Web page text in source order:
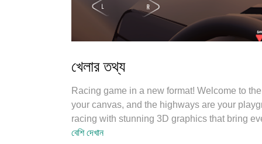
খেলার তথ্য
Racing game in a new format! Welcome to
your canvas, and the highways are your
racing with stunning 3D graphics that bring
unparalleled visual experience. Drive on
বেশি দেখান